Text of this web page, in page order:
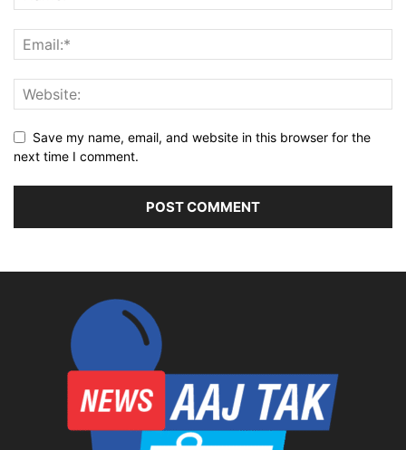
Save my name, email, and website in this browser for the
next time I comment.